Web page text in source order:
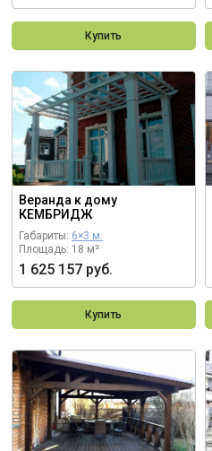
Купить
Веранда к дому
КЕМБРИДЖ
Габариты: 6×3 м.
Площадь: 18 м²
1 625 157 руб.
Купить